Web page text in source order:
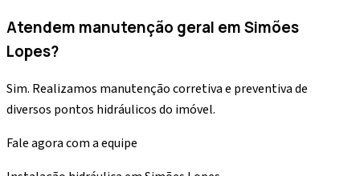
Atendem manutenção geral em Simões
Lopes?
Sim. Realizamos manutenção corretiva e preventiva de
diversos pontos hidráulicos do imóvel.
Fale agora com a equipe